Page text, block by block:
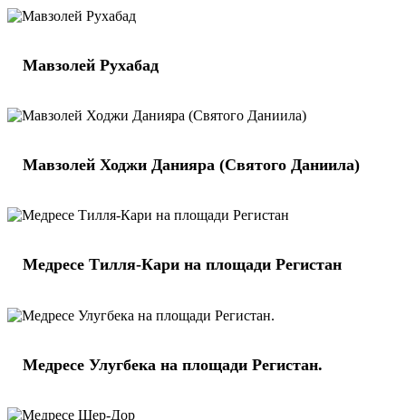
Мавзолей Рухабад
Мавзолей Ходжи Данияра (Святого Даниила)
Медресе Тилля-Кари на площади Регистан
Медресе Улугбека на площади Регистан.